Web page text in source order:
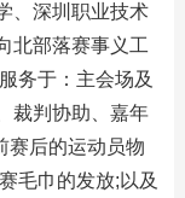
、深圳职业技术
北部落赛事义工
务于：主会场及
裁判协助、嘉年
赛后的运动员物
毛巾的发放;以及